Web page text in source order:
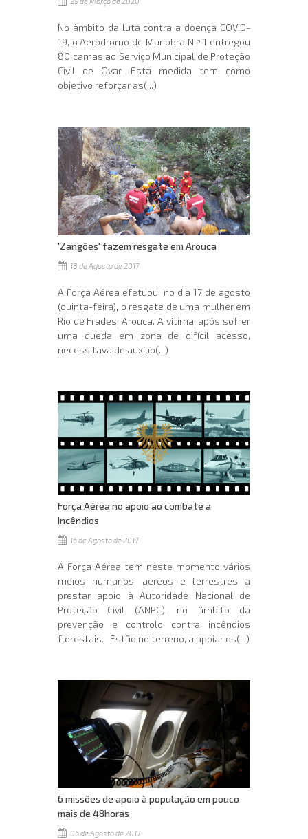
No âmbito da luta contra a doença COVID-
19, o Aeródromo de Manobra N.º 1 entregou
80 camas ao Serviço Municipal de Proteção
Civil de Ovar. Esta medida tem como
objetivo reforçar as(...)
'Zangões' fazem resgate em Arouca
18 de Agosto de 2017
A Força Aérea efetuou, no dia 17 de agosto
(quinta-feira), o resgate de uma mulher em
Rio de Frades, Arouca. A vítima, após sofrer
uma queda em zona de difícil acesso,
necessitava de auxílio(...)
Força Aérea no apoio ao combate a
Incêndios
16 de Agosto de 2017
A Força Aérea tem neste momento vários
meios humanos, aéreos e terrestres a
prestar apoio à Autoridade Nacional de
Proteção Civil (ANPC), no âmbito da
prevenção e controlo contra incêndios
florestais. Estão no terreno, a apoiar os(...)
6 missões de apoio à população em pouco
mais de 48horas
06 de Agosto de 2017